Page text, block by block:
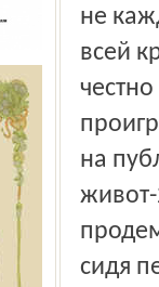
не
всей
на
сидя